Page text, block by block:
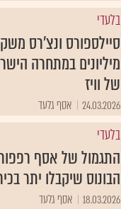
בלעדי
סיילספורס ונצ'רס
מיליונים במתחרה
של וויז
24.03.2026 אסף גלעד
בלעדי
התגמול של אסף
הבונוס שיקבלו יתר
18.03.2026 אסף גלעד